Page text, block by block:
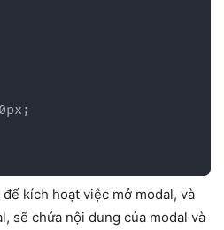
;
kích hoạt việc mở modal, và
sẽ chứa nội dung của modal và